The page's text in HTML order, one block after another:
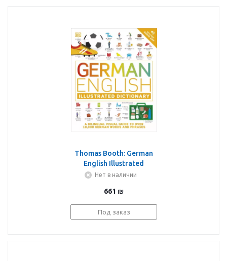
Thomas Booth: German
English Illustrated
Dictionary
Нет в наличии
661 ₪
Под заказ